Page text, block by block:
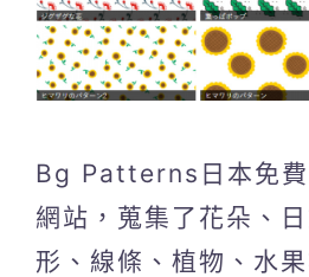
Bg Patterns日本免費
網站，蒐集了花朵、
形、線條、植物、水